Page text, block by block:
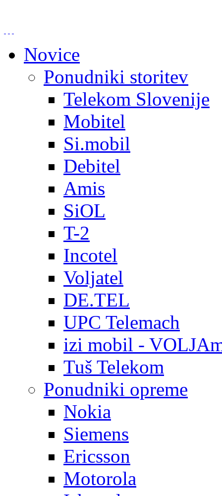
Novice
Ponudniki storitev
Telekom Slovenije
Mobitel
Si.mobil
Debitel
Amis
SiOL
T-2
Incotel
Voljatel
DE.TEL
UPC Telemach
izi mobil -
Tuš Telekom
Ponudniki opreme
Nokia
Siemens
Ericsson
Motorola